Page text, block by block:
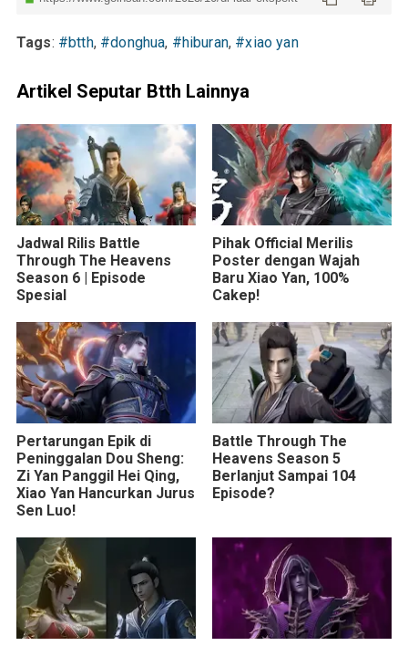
Tags: #btth, #donghua, #hiburan, #xiao yan
Artikel Seputar Btth Lainnya
Jadwal Rilis Battle
Through The Heavens
Season 6 | Episode
Spesial
Pihak Official Merilis
Poster dengan Wajah
Baru Xiao Yan, 100%
Cakep!
Pertarungan Epik di
Peninggalan Dou Sheng:
Zi Yan Panggil Hei Qing,
Xiao Yan Hancurkan Jurus
Sen Luo!
Battle Through The
Heavens Season 5
Berlanjut Sampai 104
Episode?